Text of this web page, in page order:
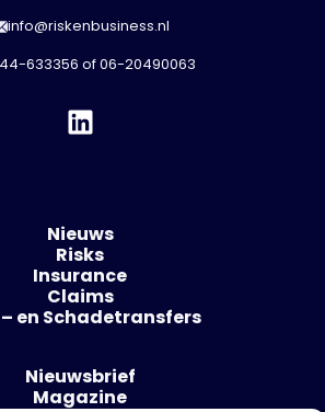
info@riskenbusiness.nl
633356 of06-20490063
Nieuws
Risks
Insurance
Claims
– en Schadetransfers
Nieuwsbrief
Magazine